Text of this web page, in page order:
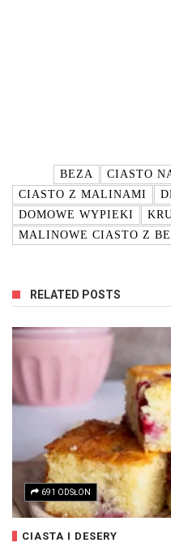
BEZA
CIASTO
CIASTO Z MALINAMI
DOMOWE WYPIEKI
MALINOWE CIASTO Z
RELATED POSTS
691 ODSŁON
CIASTA I DESERY